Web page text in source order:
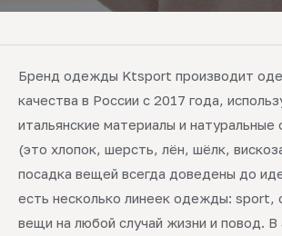
Бренд одежды Ktsport производит
качества в России с 2017 года,
итальянские материалы и натуральные
(это хлопок, шерсть, лён, шёлк,
посадка вещей всегда доведены до
есть несколько линеек одежды: sport,
вещи на любой случай жизни и повод. В